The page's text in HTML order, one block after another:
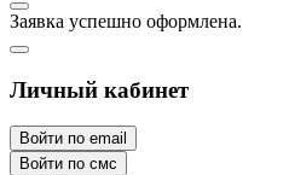
Заявка успешно оформлена.
Личный кабинет
Войти по email
Войти по смс